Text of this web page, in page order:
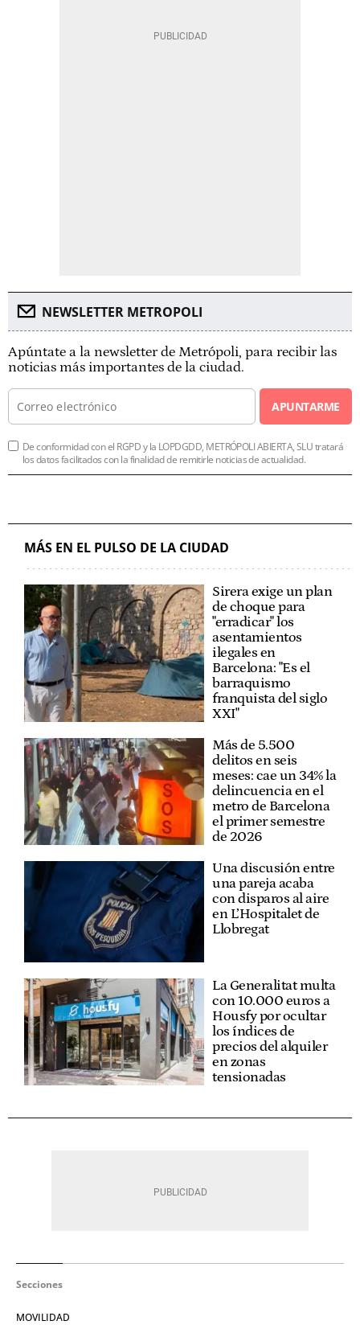
NEWSLETTER METROPOLI
Apúntate a la newsletter de Metrópoli, para recibir las
noticias más importantes de la ciudad.
APUNTARME
De conformidad con el RGPD y la LOPDGDD, METRÓPOLI ABIERTA, SLU tratará
los datos facilitados con la finalidad de remitirle noticias de actualidad.
MÁS EN EL PULSO DE LA CIUDAD
Sirera exige un plan
de choque para
"erradicar" los
asentamientos
ilegales en
Barcelona: "Es el
barraquismo
franquista del siglo
XXI"
Más de 5.500
delitos en seis
meses: cae un 34% la
delincuencia en el
metro de Barcelona
el primer semestre
de 2026
Una discusión entre
una pareja acaba
con disparos al aire
en L’Hospitalet de
Llobregat
La Generalitat multa
con 10.000 euros a
Housfy por ocultar
los índices de
precios del alquiler
en zonas
tensionadas
Secciones
MOVILIDAD